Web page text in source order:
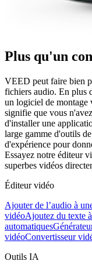
Plus qu'un
VEED peut faire bien
fichiers audio. En plus
un logiciel de montage
signifie que vous
d'installer une
large gamme d'outils
d'expérience pour
Essayez notre éditeur
superbes vidéos
Éditeur vidéo
Ajouter de l’audio à
vidéoAjoutez du texte
automatiques
vidéoConvertisseur
Outils IA